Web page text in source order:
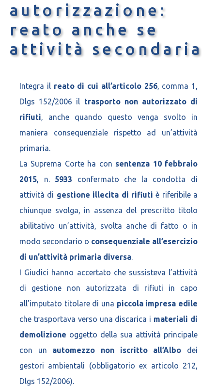
autorizzazione:
reato anche se
attività secondaria
Integra il reato di cui all’articolo 256, comma 1,
Dlgs 152/2006 il trasporto non autorizzato di
rifiuti, anche quando questo venga svolto in
maniera consequenziale rispetto ad un’attività
primaria.
La Suprema Corte ha con sentenza 10 febbraio
2015, n. 5933 confermato che la condotta di
attività di gestione illecita di rifiuti è riferibile a
chiunque svolga, in assenza del prescritto titolo
abilitativo un’attività, svolta anche di fatto o in
modo secondario o consequenziale all’esercizio
di un’attività primaria diversa.
I Giudici hanno accertato che sussisteva l’attività
di gestione non autorizzata di rifiuti in capo
all’imputato titolare di una piccola impresa edile
che trasportava verso una discarica i materiali di
demolizione oggetto della sua attività principale
con un automezzo non iscritto all’Albo dei
gestori ambientali (obbligatorio ex articolo 212,
Dlgs 152/2006).